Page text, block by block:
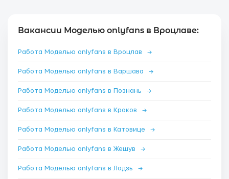
Вакансии Моделью onlyfans в Вроцлаве:
Работа Моделью onlyfans в Вроцлав →
Работа Моделью onlyfans в Варшава →
Работа Моделью onlyfans в Познань →
Работа Моделью onlyfans в Краков →
Работа Моделью onlyfans в Катовице →
Работа Моделью onlyfans в Жешув →
Работа Моделью onlyfans в Лодзь →